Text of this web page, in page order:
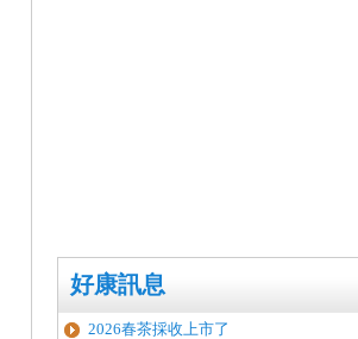
好康訊息
2026春茶採收上市了